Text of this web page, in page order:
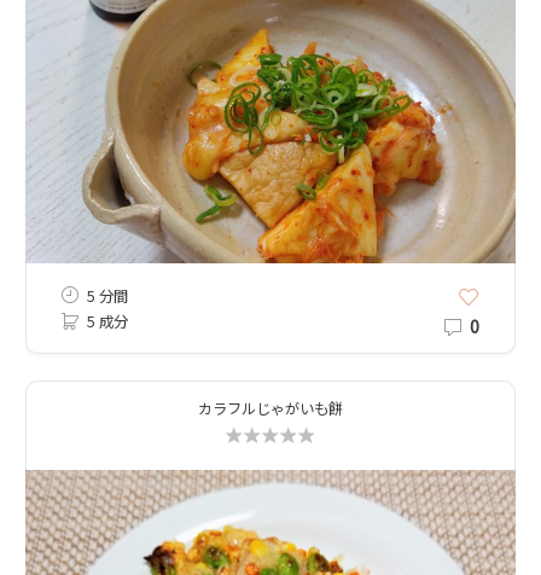
5 分間
5 成分
0
カラフルじゃがいも餅